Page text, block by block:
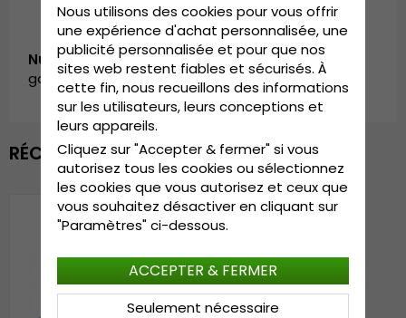
Numéro d’article:
garda.cap.SS2024-7.trends.velvet.trucker.dkblue
RÉCEMMENT VU
Nous utilisons des cookies pour vous offrir
une expérience d'achat personnalisée, une
publicité personnalisée et pour que nos
sites web restent fiables et sécurisés. À
cette fin, nous recueillons des informations
sur les utilisateurs, leurs conceptions et
leurs appareils.
Cliquez sur "Accepter & fermer" si vous
autorisez tous les cookies ou sélectionnez
les cookies que vous autorisez et ceux que
vous souhaitez désactiver en cliquant sur
"Paramètres" ci-dessous.
Seulement nécessaire
ACCEPTER & FERMER